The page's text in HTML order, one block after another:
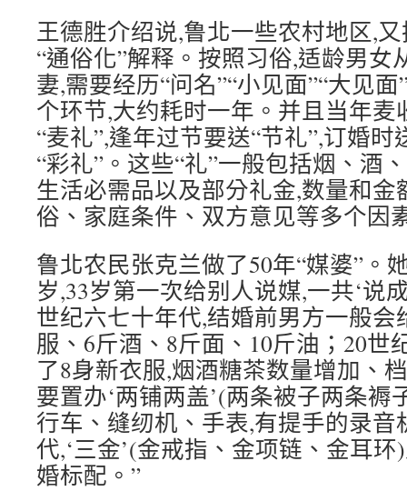
王德胜介绍说,鲁北一些农村地区,
“通俗化”解释。按照习俗,适龄男女
妻,需要经历“问名”“小见面”“大见
个环节,大约耗时一年。并且当年麦
“麦礼”,逢年过节要送“节礼”,订婚时
“彩礼”。这些“礼”一般包括烟、酒
生活必需品以及部分礼金,数量和
俗、家庭条件、双方意见等多个因
鲁北农民张克兰做了50年“媒婆”。
岁,33岁第一次给别人说媒,一共‘说
世纪六七十年代,结婚前男方一般会
服、6斤酒、8斤面、10斤油；20世
了8身新衣服,烟酒糖茶数量增加、
要置办‘两铺两盖’(两条被子两条褥
行车、缝纫机、手表,有提手的录音
代,‘三金’(金戒指、金项链、金耳
婚标配。”